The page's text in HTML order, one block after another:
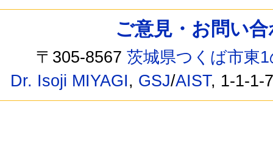
ご意見・お問い
〒305-8567茨城県つくば市東
Dr. Isoji MIYAGI, GSJ/AIST, 1-1-1-